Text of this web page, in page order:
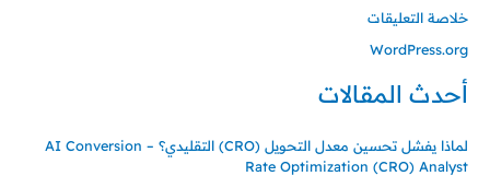
خلاصة التعليقات
WordPress.org
أحدث المقالات
لماذا يفشل تحسين معدل التحويل (CRO) التقليدي؟ – AI Conversion
Rate Optimization (CRO) Analyst